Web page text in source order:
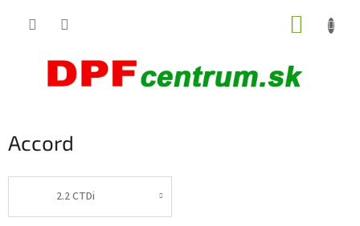
Accord
2.2 CTDi